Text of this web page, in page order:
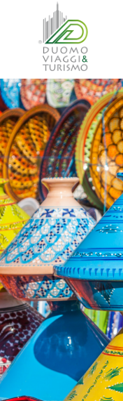
You are here: